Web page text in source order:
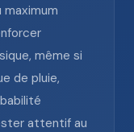
même si
de pluie,
attentif au